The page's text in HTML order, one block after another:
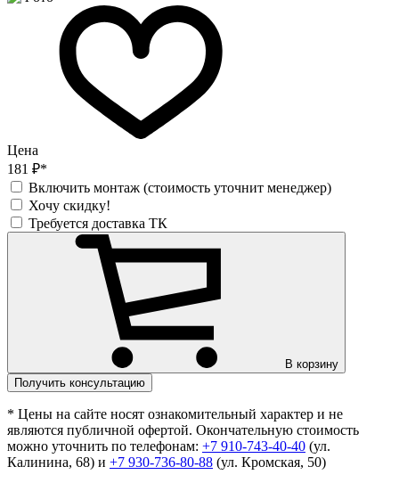
Цена
181 ₽*
Включить монтаж (стоимость уточнит менеджер)
Хочу скидку!
Требуется доставка ТК
В корзину
Получить консультацию
* Цены на сайте носят ознакомительный характер и не
являются публичной офертой. Окончательную стоимость
можно уточнить по телефонам: +7 910-743-40-40 (ул.
Калинина, 68) и +7 930-736-80-88 (ул. Кромская, 50)